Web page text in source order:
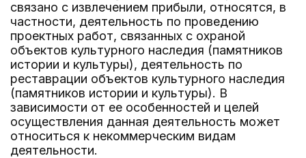
связано с извлечением прибыли, относятся, в
частности, деятельность по проведению
проектных работ, связанных с охраной
объектов культурного наследия (памятников
истории и культуры), деятельность по
реставрации объектов культурного наследия
(памятников истории и культуры). В
зависимости от ее особенностей и целей
осуществления данная деятельность может
относиться к некоммерческим видам
деятельности.